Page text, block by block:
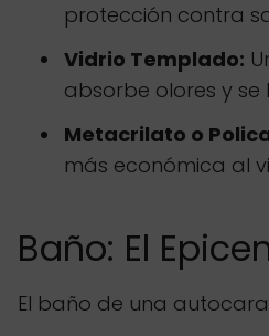
protección contra
Vidrio Templado:
absorbe olores y
Metacrilato o
más económica al
Baño: El
El baño de una